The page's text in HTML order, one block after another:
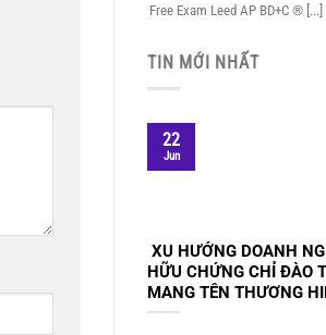
Free Exam Leed AP BD+C ® [...]
TIN MỚI NHẤT
XU HƯỚNG DOANH
HỮU CHỨNG CHỈ ĐÀO
MANG TÊN THƯƠNG
22
Jun